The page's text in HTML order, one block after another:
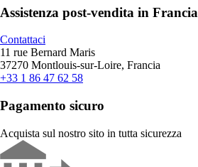
Assistenza post-vendita in Francia
Contattaci
11 rue Bernard Maris
37270 Montlouis-sur-Loire, Francia
+33 1 86 47 62 58
Pagamento sicuro
Acquista sul nostro sito in tutta sicurezza